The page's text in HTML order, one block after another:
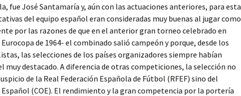
fue José Santamaría y, aún con las actuaciones anteriores, para esta
del equipo español eran consideradas muy buenas al jugar como
por las razones de que en el anterior gran torneo celebrado en
de 1964- el combinado salió campeón y porque, desde los
las selecciones de los países organizadores siempre habían
muy destacado. A diferencia de otras competiciones, la selección no
de la Real Federación Española de Fútbol (RFEF) sino del
(COE). El rendimiento y la gran competencia por la portería